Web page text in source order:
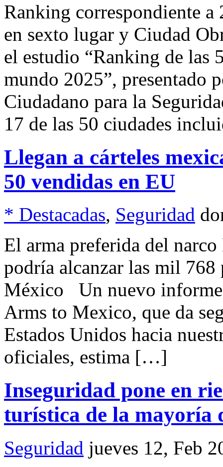
Ranking correspondiente
en sexto lugar y Ciudad
el estudio “Ranking de las
mundo 2025”, presentado
Ciudadano para la
17 de las 50 ciudades
Llegan a cárteles
50 vendidas en EU
* Destacadas, Seguridad
El arma preferida del
podría alcanzar las mil
México Un nuevo informe
Arms to Mexico, que da
Estados Unidos hacia
oficiales, estima […]
Inseguridad pone en
turística de la mayoría
Seguridad jueves 12, Feb